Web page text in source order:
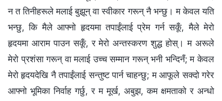
न त तिनीहरूले मलाई बुझून् वा स्वीकार गरून् नै भन्छु। म केवल यति
भन्छु, कि मैले आफ्नो हृदयमा तपाईंलाई प्रेम गर्न सकूँ, मैले मेरो
हृदयमा आराम पाउन सकूँ, र मेरो अन्तस्करण शुद्ध होस्। म अरूले
मेरो प्रशंसा गरून् वा मलाई उच्च सम्मान गरून् भनी भन्दिनँ; म केवल
मेरो हृदयदेखि नै तपाईंलाई सन्तुष्ट पार्न चाहन्छु; म आफूले सक्दो गरेर
आफ्नो भूमिका निर्वाह गर्छु, र म मूर्ख, अबुझ, कम क्षमताको र अन्धो